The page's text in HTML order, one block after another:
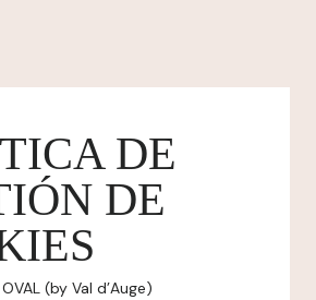
DE
DE
(by Val d’Auge)